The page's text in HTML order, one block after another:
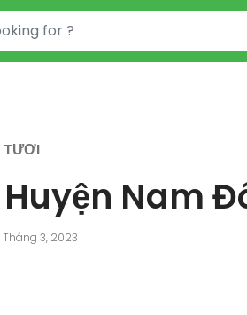
TƯƠI
Nam
Tháng 3, 2023